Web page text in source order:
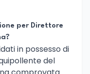
per Direttore
in possesso di
del